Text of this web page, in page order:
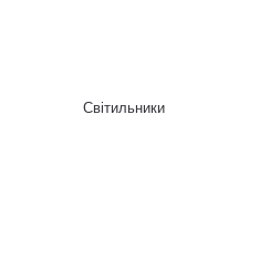
Світильники